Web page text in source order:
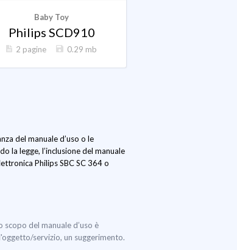
Baby Toy
Philips SCD910
2 pagine 0.29 mb
del manuale d’uso o le
la legge, l’inclusione del manuale
Philips SBC SC 364 o
del manuale d’uso è
servizio, un suggerimento.